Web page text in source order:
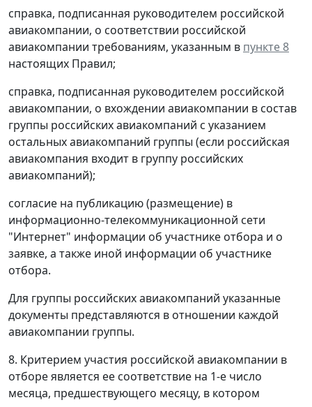
справка, подписанная руководителем российской
авиакомпании, о соответствии российской
авиакомпании требованиям, указанным в пункте 8
настоящих Правил;
справка, подписанная руководителем российской
авиакомпании, о вхождении авиакомпании в состав
группы российских авиакомпаний с указанием
остальных авиакомпаний группы (если российская
авиакомпания входит в группу российских
авиакомпаний);
согласие на публикацию (размещение) в
информационно-телекоммуникационной сети
"Интернет" информации об участнике отбора и о
заявке, а также иной информации об участнике
отбора.
Для группы российских авиакомпаний указанные
документы представляются в отношении каждой
авиакомпании группы.
8. Критерием участия российской авиакомпании в
отборе является ее соответствие на 1-е число
месяца, предшествующего месяцу, в котором